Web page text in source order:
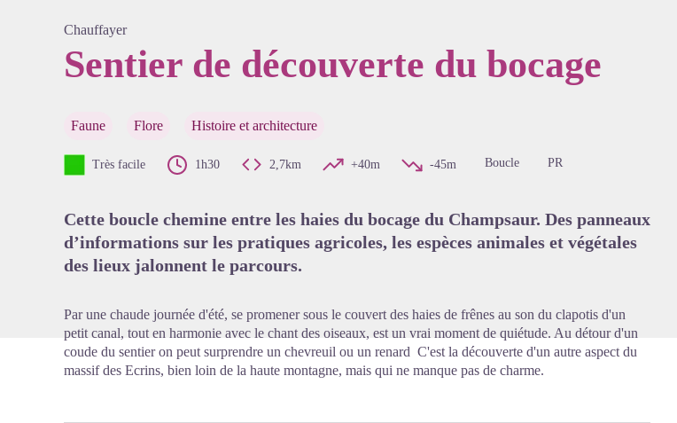
Chauffayer
Sentier de découverte du bocage
Faune Flore Histoire et architecture
Très facile 1h30 2,7km +40m -45m Boucle PR
Cette boucle chemine entre les haies du bocage du Champsaur. Des panneaux
d’informations sur les pratiques agricoles, les espèces animales et végétales
des lieux jalonnent le parcours.
Par une chaude journée d'été, se promener sous le couvert des haies de frênes au son du clapotis d'un
petit canal, tout en harmonie avec le chant des oiseaux, est un vrai moment de quiétude. Au détour d'un
coude du sentier on peut surprendre un chevreuil ou un renard C'est la découverte d'un autre aspect du
massif des Ecrins, bien loin de la haute montagne, mais qui ne manque pas de charme.